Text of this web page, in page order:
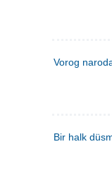
Vorog
Bir halk